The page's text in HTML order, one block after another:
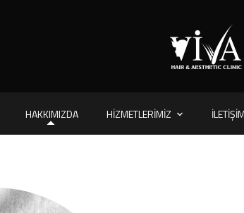
HAKKIMIZDA HIZMETLERIMIZ İLETIŞIM